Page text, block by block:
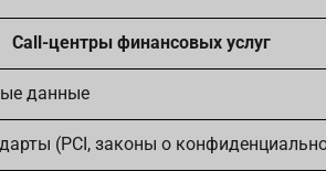
Call-центры финансовых услуг
данные
(PCI, законы о